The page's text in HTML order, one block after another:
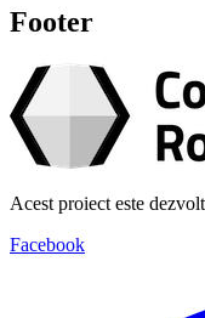
Footer
Acest proiect este
Facebook